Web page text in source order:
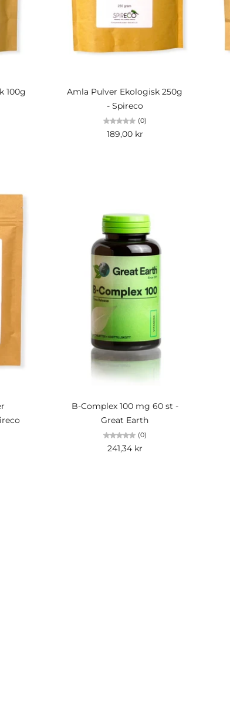
100g
Amla Pulver Ekologisk 250g
- Spireco
(0)
189,00 kr
B-Complex 100 mg 60 st -
Great Earth
(0)
241,34 kr